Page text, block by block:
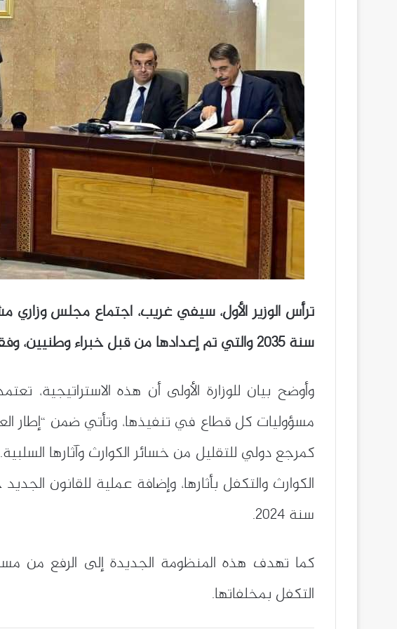
ترأس الوزير الأول، سيفي غريب، اجتماع مجلس وزاري
سنة 2035 والتي تم إعدادها من قبل خبراء وطنيين، وفقا لتوجيهات رئيس الجمهورية.
وأوضح بيان للوزارة الأولى أن هذه
كمرجع دولي للتقليل من خسائر الكوارث وآثارها
الكوارث والتكفل بأثارها، وإضافة عملية للقانون
سنة 2024.
كما تهدف هذه المنظومة الجديدة إلى الرفع من
التكفل بمخلفاتها.